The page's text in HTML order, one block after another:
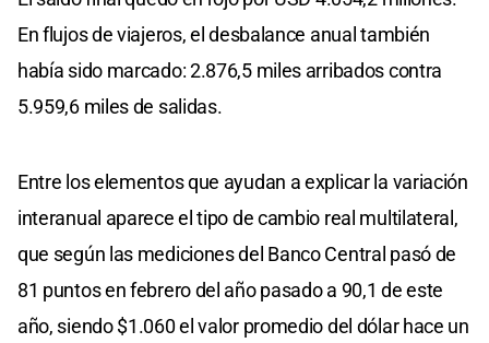
En flujos de viajeros, el desbalance anual también
había sido marcado: 2.876,5 miles arribados contra
5.959,6 miles de salidas.
Entre los elementos que ayudan a explicar la variación
interanual aparece el tipo de cambio real multilateral,
que según las mediciones del Banco Central pasó de
81 puntos en febrero del año pasado a 90,1 de este
año, siendo $1.060 el valor promedio del dólar hace un